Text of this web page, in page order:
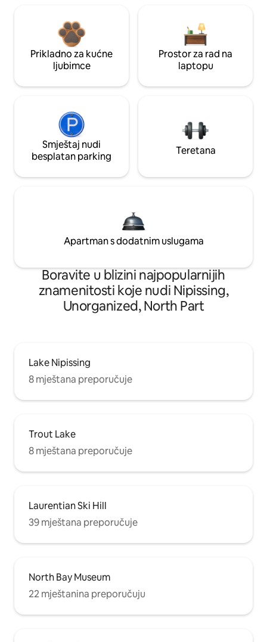
Prikladno za kućne
ljubimce
Prostor za rad na
laptopu
Smještaj nudi
besplatan parking
Teretana
Apartman s dodatnim uslugama
Boravite u blizini najpopularnijih
znamenitosti koje nudi Nipissing,
Unorganized, North Part
Lake Nipissing
8 mještana preporučuje
Trout Lake
8 mještana preporučuje
Laurentian Ski Hill
39 mještana preporučuje
North Bay Museum
22 mještanina preporučuju